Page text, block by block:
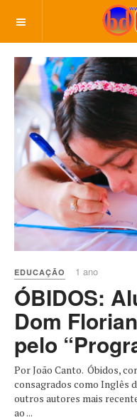
EDUCAÇÃO 1 ano
ÓBIDOS:
Dom
pelo
Por João Canto. Óbidos,
consagrados como Inglês
outros autores mais
ao ...